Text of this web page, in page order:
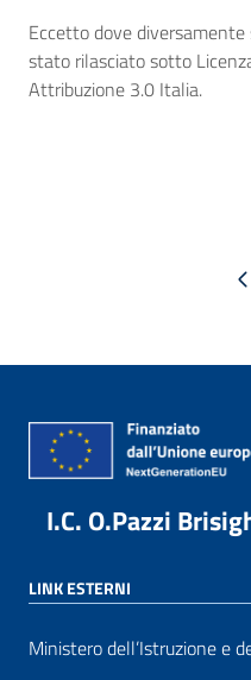
Eccetto dove
stato rilasciato sotto
Attribuzione 3.0 Italia.
Pagina
I.C. O.Pazzi
LINK ESTERNI
Ministero dell’Istruzione e